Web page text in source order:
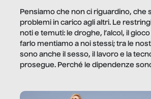
Pensiamo che non ci riguardino, che
problemi in carico agli altri. Le
noti e temuti: le droghe, l’alcol, il gioco
farlo mentiamo a noi stessi; tra le
sono anche il sesso, il lavoro e la
prosegue. Perché le dipendenze
trae un guadagno. In questo